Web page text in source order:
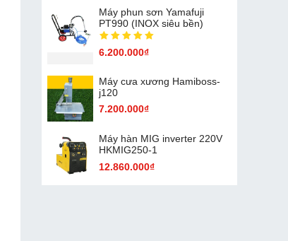
Máy phun sơn Yamafuji
PT990 (INOX siêu bền)
6.200.000₫
Máy cưa xương Hamiboss-
j120
7.200.000₫
Máy hàn MIG inverter 220V
HKMIG250-1
12.860.000₫